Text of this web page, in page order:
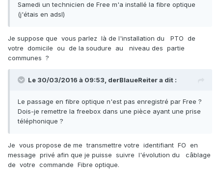
Samedi un technicien de Free m'a installé la fibre optique
(j'étais en adsl)
Je suppose que vous parlez là de l'installation du PTO de
votre domicile ou de la soudure au niveau des partie
communes ?
Le 30/03/2016 à 09:53, derBlaueReitera dit :
Le passage en fibre optique n'est pas enregistré par Free ?
Dois-je remettre la freebox dans une pièce ayant une prise
téléphonique ?
Je vous propose de me transmettre votre identifiant FO en
message privé afin que je puisse suivre l'évolution du câblage
de votre commande Fibre optique.